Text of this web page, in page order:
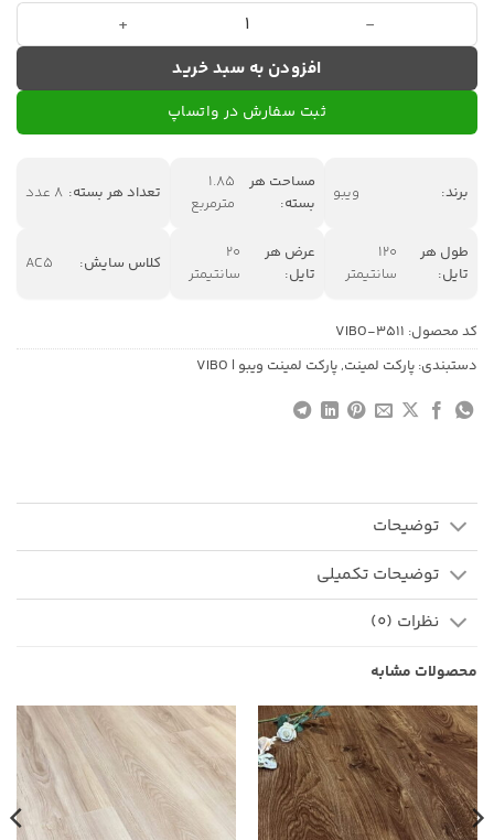
لمینت VIBO کد 3511 عدد
افزودن به سبد خرید
ثبت سفارش در واتساپ
برند: ویبو
مساحت هر
بسته:
1.85
مترمربع
تعداد هر بسته: 8 عدد
طول هر
تایل:
120
سانتیمتر
عرض هر
تایل:
20
سانتیمتر
کلاس سایش: AC5
کد محصول: VIBO-3511
دستبندی: پارکت لمینت,پارکت لمینت ویبو | VIBO
توضیحات
توضیحات تکمیلی
نظرات (0)
محصولات مشابه